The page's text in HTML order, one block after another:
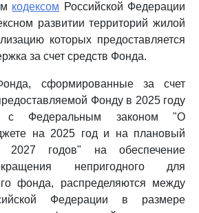
кодексом Российской Федерации
развитии территорий жилой
которых предоставляется
за счет средств Фонда.
сформированные за счет
Фонду в 2025 году
с Федеральным законом "О
на 2025 год и на плановый
годов" на обеспечение
непригодного для
фонда, распределяются между
Федерации в размере